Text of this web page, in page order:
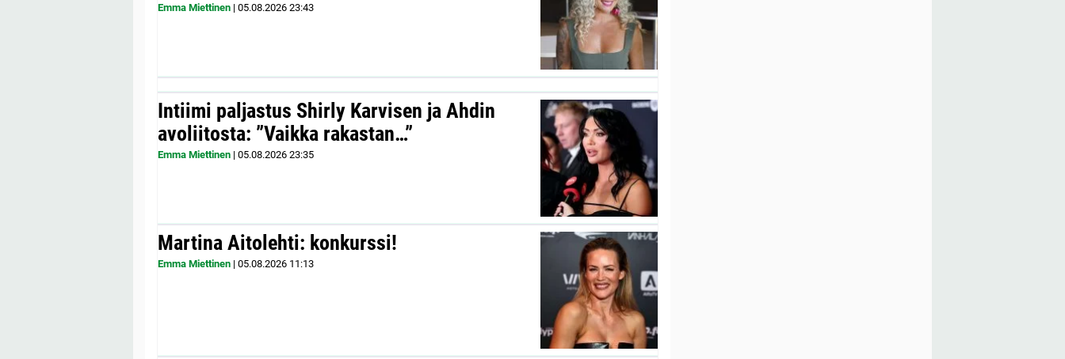
Emma Miettinen | 05.08.2026 23:43
Intiimi paljastus Shirly Karvisen ja Ahdin
avoliitosta: ”Vaikka rakastan…”
Emma Miettinen | 05.08.2026 23:35
Martina Aitolehti: konkurssi!
Emma Miettinen | 05.08.2026 11:13